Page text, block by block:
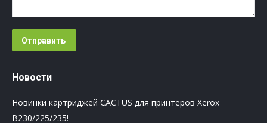
Отправить
Новости
Новинки картриджей CACTUS для принтеров Xerox
B230/225/235!